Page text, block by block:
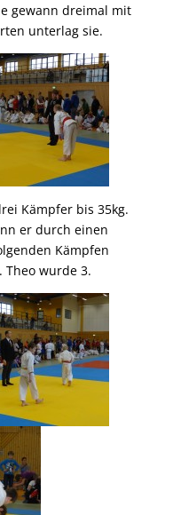
gewann dreimal mit
unterlag sie.
Kämpfer bis 35kg.
er durch einen
Kämpfen
wurde 3.